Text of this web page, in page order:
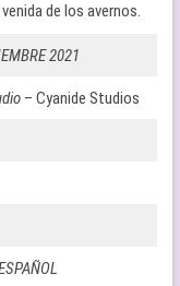
de los avernos.
2021
– Cyanide Studios